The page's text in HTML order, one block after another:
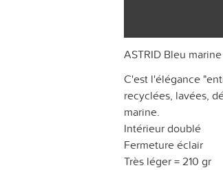
ASTRID Bleu marine
C'est l'élégance
recyclées, lavées,
marine.
Intérieur doublé
Fermeture éclair
Très léger = 210 gr